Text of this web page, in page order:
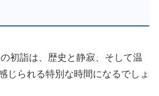
初詣は、歴史と静寂、そして温
じられる特別な時間になるでしょ